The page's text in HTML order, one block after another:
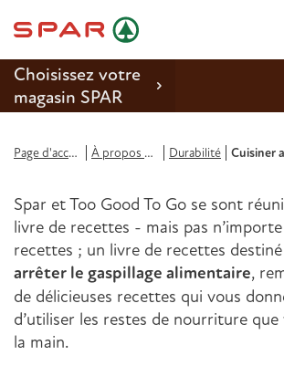
Choisissez votre
magasin SPAR
Reportages
Magasins
Jobs
Durabilité
Page d'accueil À propos de Spar Durabilité
Spar et Too Good To Go se sont
livre de recettes - mais pas
recettes ; un livre de recettes
arrêter le gaspillage alimentaire,
de délicieuses recettes qui vous
d’utiliser les restes de nourriture que
la main.